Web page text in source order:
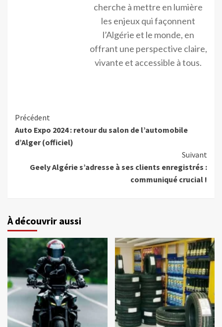
cherche à mettre en lumière
les enjeux qui façonnent
l’Algérie et le monde, en
offrant une perspective claire,
vivante et accessible à tous.
Précédent
Auto Expo 2024 : retour du salon de l’automobile
d’Alger (officiel)
Suivant
Geely Algérie s’adresse à ses clients enregistrés :
communiqué crucial !
À découvrir aussi